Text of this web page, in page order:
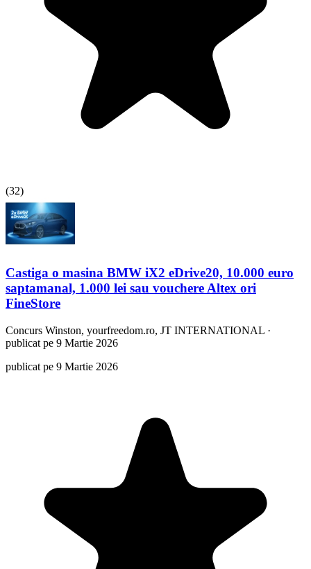
(32)
Castiga o masina BMW iX2 eDrive20, 10.000 euro
saptamanal, 1.000 lei sau vouchere Altex ori
FineStore
Concurs Winston, yourfreedom.ro, JT INTERNATIONAL ·
publicat pe 9 Martie 2026
publicat pe 9 Martie 2026